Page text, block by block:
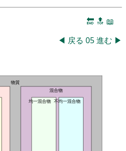
🔚 🔝 📖
◀ 戻る 05進む ▶
物質
混合物
均一混合物 不均一混合物